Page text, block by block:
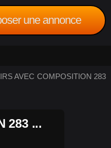
une annonce
AVEC COMPOSITION 283
283 ...